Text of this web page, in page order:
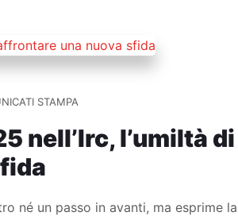
STAMPA
nell’Irc, l’umiltà di
né un passo in avanti, ma esprime